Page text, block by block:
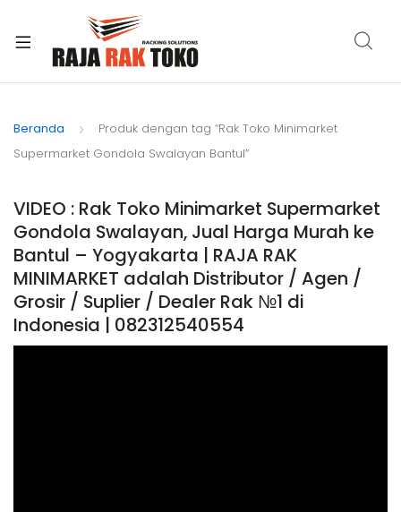
Beranda
Produk dengan tag “Rak Toko Minimarket
Supermarket Gondola Swalayan Bantul”
VIDEO : Rak Toko Minimarket Supermarket
Gondola Swalayan, Jual Harga Murah ke
Bantul – Yogyakarta | RAJA RAK
MINIMARKET adalah Distributor / Agen /
Grosir / Suplier / Dealer Rak №1 di
Indonesia | 082312540554